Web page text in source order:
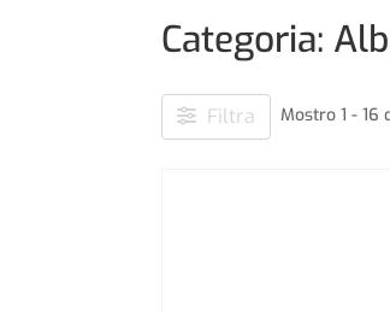
Categoria:
Filtra Mostro 1 - 16